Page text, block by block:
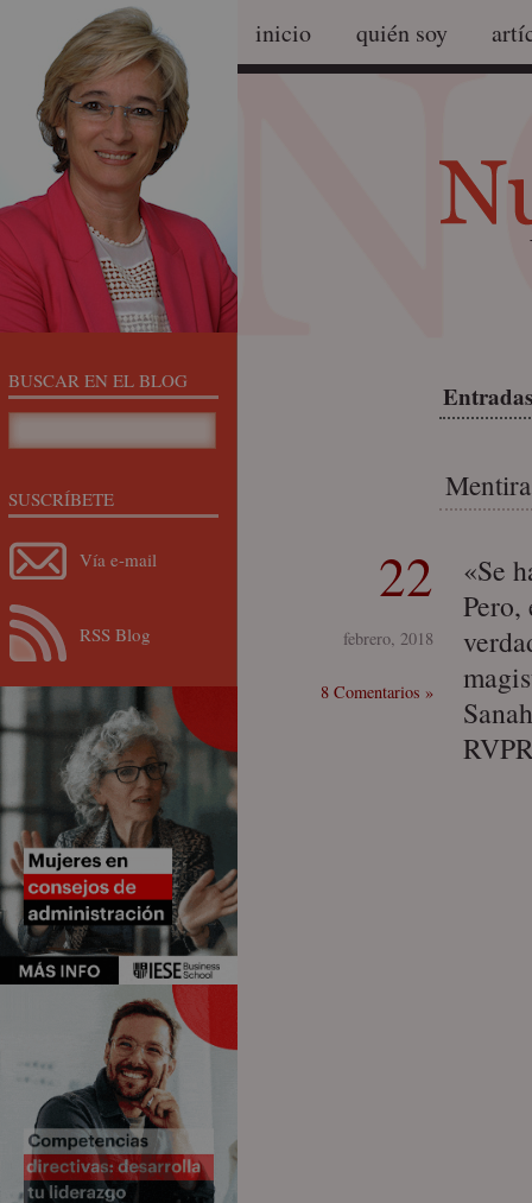
inicio quién soy
22
febrero, 2018
8 Comentarios »
«Se
BUSCAR EN EL BLOG
SUSCRÍBETE
Vía e-mail
RSS Blog